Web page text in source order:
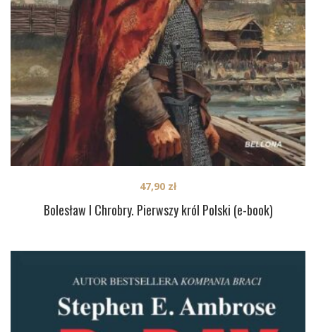
Bolesław I Chrobry. Pierwszy król Polski (e-book)
47,90 zł